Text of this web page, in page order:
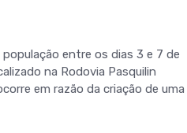
entre os dias 3 e 7 de
na Rodovia Pasquilin
em razão da criação de uma